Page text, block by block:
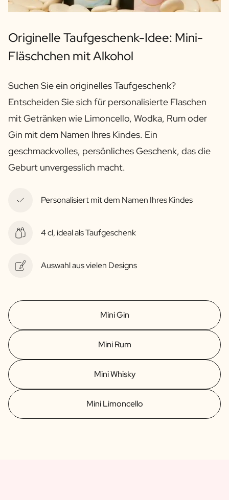
Originelle Taufgeschenk-Idee: Mini-
Fläschchen mit Alkohol
Suchen Sie ein originelles Taufgeschenk?
Entscheiden Sie sich für personalisierte Flaschen
mit Getränken wie Limoncello, Wodka, Rum oder
Gin mit dem Namen Ihres Kindes. Ein
geschmackvolles, persönliches Geschenk, das die
Geburt unvergesslich macht.
Personalisiert mit dem Namen Ihres Kindes
4 cl, ideal als Taufgeschenk
Auswahl aus vielen Designs
Mini Gin
Mini Rum
Mini Whisky
Mini Limoncello